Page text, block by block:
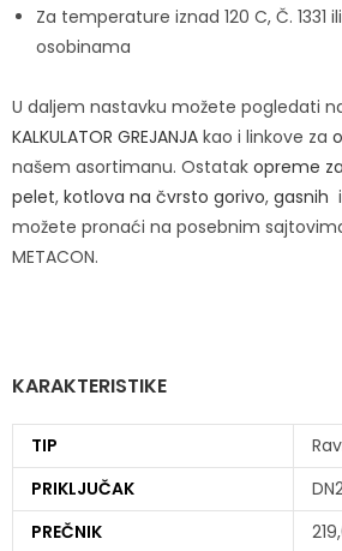
Za temperature iznad 120 C, Č. 1331
osobinama
U daljem nastavku možete pogledati
KALKULATOR GREJANJA kao i linkove za
našem asortimanu. Ostatak opreme
pelet, kotlova na čvrsto gorivo, gasnih i
možete pronaći na posebnim
METACON.
KARAKTERISTIKE
TIP
PRIKLJUČAK
PREČNIK